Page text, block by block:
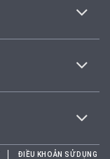
ĐIỀU KHOẢN SỬ DỤNG